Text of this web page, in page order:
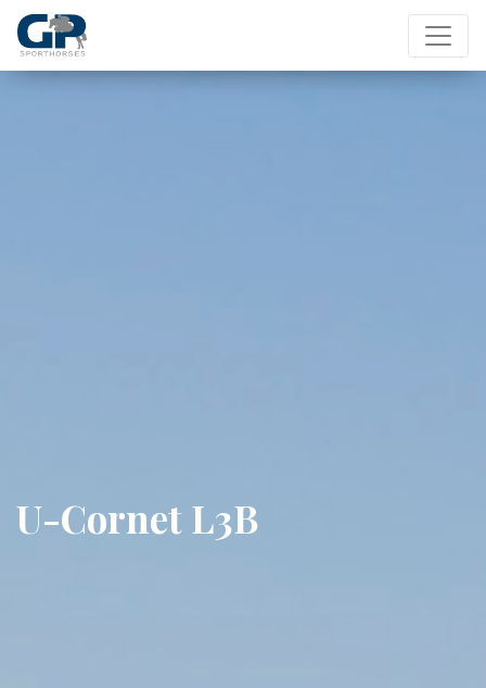
U-Cornet L3B